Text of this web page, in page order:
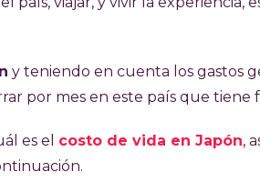
según la ciudad y el tipo de
¥192.000 (USD 1.216) por una
los ¥106800 (USD 676),
del 20,42% sobre el salario
general, el nivel de ahorro
y teniendo en cuenta los gastos
por mes en este país que tiene
es el costo de vida en Japón,